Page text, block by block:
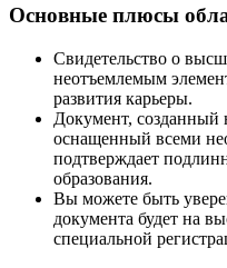
Основные плюсы
Свидетельство о
неотъемлемым
развития карьеры.
Документ, созданный
оснащенный всеми
подтверждает
образования.
Вы можете быть
документа будет на
специальной